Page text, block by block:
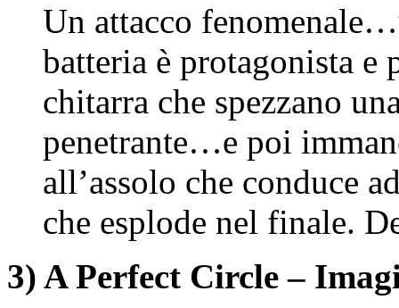
Un attacco
batteria è protagonista e
chitarra che spezzano
penetrante…e poi
all’assolo che conduce
che esplode nel finale.
3) A Perfect Circle –